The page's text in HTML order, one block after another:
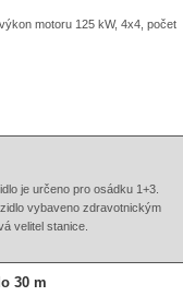
motoru 125 kW, 4x4, počet
je určeno pro osádku 1+3.
vybaveno zdravotnickým
velitel stanice.
30 m